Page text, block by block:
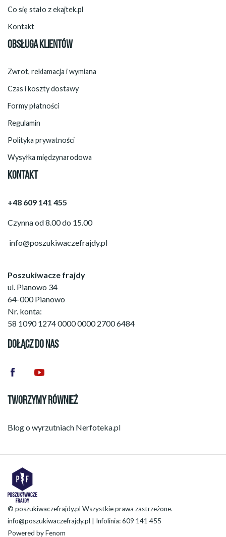
Co się stało z ekajtek.pl
Kontakt
OBSŁUGA KLIENTÓW
Zwrot, reklamacja i wymiana
Czas i koszty dostawy
Formy płatności
Regulamin
Polityka prywatności
Wysyłka międzynarodowa
KONTAKT
+48 609 141 455
Czynna od 8.00 do 15.00
info@poszukiwaczefrajdy.pl
Poszukiwacze frajdy
ul. Pianowo 34
64-000 Pianowo
Nr. konta:
58 1090 1274 0000 0000 2700 6484
DOŁĄCZ DO NAS
TWORZYMY RÓWNIEŻ
Blog o wyrzutniach Nerfoteka.pl
© poszukiwaczefrajdy.pl Wszystkie prawa zastrzeżone.
info@poszukiwaczefrajdy.pl | Infolinia: 609 141 455
Powered byFenom